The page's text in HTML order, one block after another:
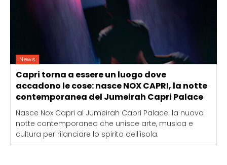
News
Capri torna a essere un luogo dove
accadono le cose: nasce NOX CAPRI, la notte
contemporanea del Jumeirah Capri Palace
Nasce Nox Capri al Jumeirah Capri Palace: la nuova
notte contemporanea che unisce arte, musica e
cultura per rilanciare lo spirito dell'isola.